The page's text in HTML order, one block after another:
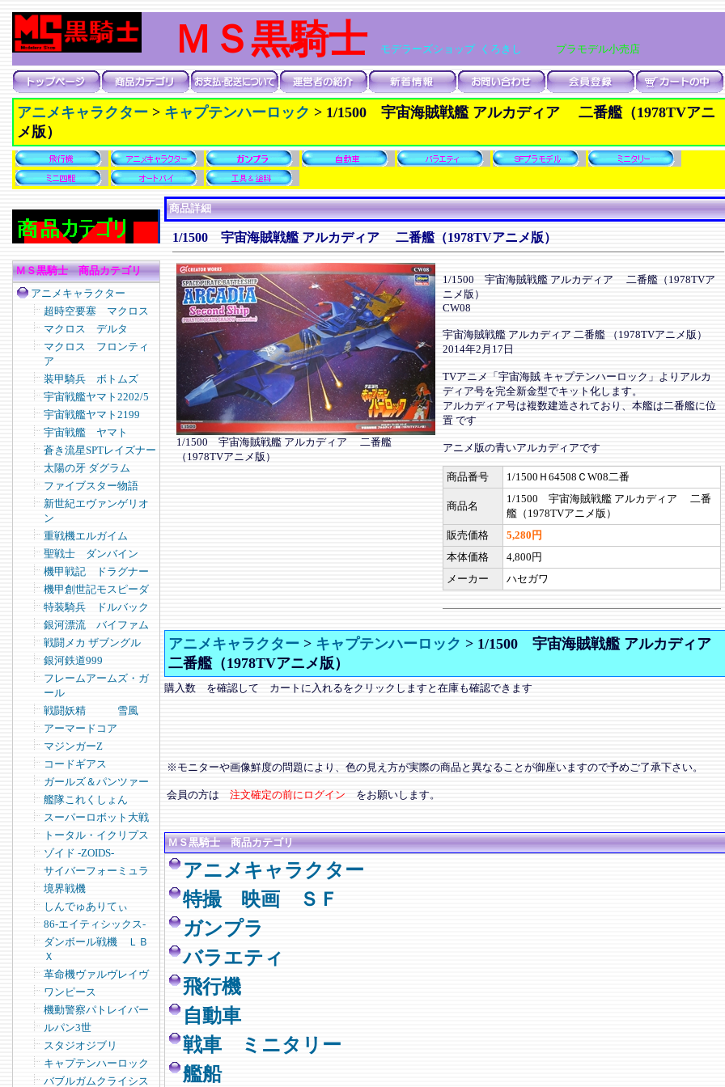
ＭＳ黒騎士 モデラーズショップ くろきし プラモデル小売店
アニメキャラクター > キャプテンハーロック > 1/1500 宇宙海賊戦艦 アルカディア 二番艦（1978TVアニ
メ版）
ＭＳ黒騎士 商品カテゴリ
アニメキャラクター
超時空要塞 マクロス
マクロス デルタ
マクロス フロンティ
ア
装甲騎兵 ボトムズ
宇宙戦艦ヤマト2202/5
宇宙戦艦ヤマト2199
宇宙戦艦 ヤマト
蒼き流星SPTレイズナー
太陽の牙 ダグラム
ファイブスター物語
新世紀エヴァンゲリオ
ン
重戦機エルガイム
聖戦士 ダンバイン
機甲戦記 ドラグナー
機甲創世記モスピーダ
特装騎兵 ドルバック
銀河漂流 バイファム
戦闘メカ ザブングル
銀河鉄道999
フレームアームズ・ガ
ール
戦闘妖精 雪風
アーマードコア
マジンガーZ
コードギアス
ガールズ＆パンツァー
艦隊これくしょん
スーパーロボット大戦
トータル・イクリプス
ゾイド -ZOIDS-
サイバーフォーミュラ
境界戦機
しんでゅありてぃ
86-エイティシックス-
ダンボール戦機 ＬＢ
Ｘ
革命機ヴァルヴレイヴ
ワンピース
機動警察パトレイバー
ルパン3世
スタジオジブリ
キャプテンハーロック
バブルガムクライシス
商品詳細
1/1500 宇宙海賊戦艦 アルカディア 二番艦（1978TVアニメ版）
1/1500 宇宙海賊戦艦 アルカディア 二番艦
（1978TVアニメ版）
1/1500 宇宙海賊戦艦 アルカディア 二番艦（1978TVア
ニメ版）
CW08
宇宙海賊戦艦 アルカディア 二番艦 （1978TVアニメ版）
2014年2月17日
TVアニメ「宇宙海賊 キャプテンハーロック」よりアルカ
ディア号を完全新金型でキット化します。
アルカディア号は複数建造されており、本艦は二番艦に位
置 です
アニメ版の青いアルカディアです
商品番号 1/1500Ｈ64508ＣW08二番
商品名
1/1500 宇宙海賊戦艦 アルカディア 二番
艦（1978TVアニメ版）
販売価格
5,280円
本体価格
4,800円
メーカー
ハセガワ
アニメキャラクター > キャプテンハーロック > 1/1500 宇宙海賊戦艦 アルカディア
二番艦（1978TVアニメ版）
購入数 を確認して カートに入れるをクリックしますと在庫も確認できます
※モニターや画像鮮度の問題により、色の見え方が実際の商品と異なることが御座いますので予めご了承下さい。
会員の方は 注文確定の前にログイン をお願いします。
ＭＳ黒騎士 商品カテゴリ
アニメキャラクター
特撮 映画 ＳＦ
ガンプラ
バラエティ
飛行機
自動車
戦車 ミニタリー
艦船